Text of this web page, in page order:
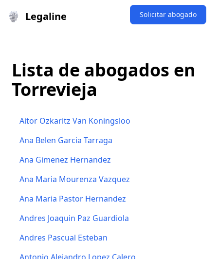
Legaline Solicitar abogado
Lista de abogados en
Torrevieja
Aitor Ozkaritz Van Koningsloo
Ana Belen Garcia Tarraga
Ana Gimenez Hernandez
Ana Maria Mourenza Vazquez
Ana Maria Pastor Hernandez
Andres Joaquin Paz Guardiola
Andres Pascual Esteban